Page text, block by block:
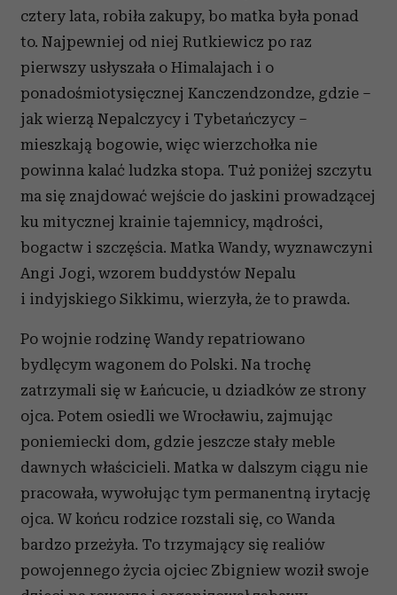
cztery lata, robiła zakupy, bo matka była ponad
to. Najpewniej od niej Rutkiewicz po raz
pierwszy usłyszała o Himalajach i o
ponadośmiotysięcznej Kanczendzondze, gdzie –
jak wierzą Nepalczycy i Tybetańczycy –
mieszkają bogowie, więc wierzchołka nie
powinna kalać ludzka stopa. Tuż poniżej szczytu
ma się znajdować wejście do jaskini prowadzącej
ku mitycznej krainie tajemnicy, mądrości,
bogactw i szczęścia. Matka Wandy, wyznawczyni
Angi Jogi, wzorem buddystów Nepalu
i indyjskiego Sikkimu, wierzyła, że to prawda.
Po wojnie rodzinę Wandy repatriowano
bydlęcym wagonem do Polski. Na trochę
zatrzymali się w Łańcucie, u dziadków ze strony
ojca. Potem osiedli we Wrocławiu, zajmując
poniemiecki dom, gdzie jeszcze stały meble
dawnych właścicieli. Matka w dalszym ciągu nie
pracowała, wywołując tym permanentną irytację
ojca. W końcu rodzice rozstali się, co Wanda
bardzo przeżyła. To trzymający się realiów
powojennego życia ojciec Zbigniew woził swoje